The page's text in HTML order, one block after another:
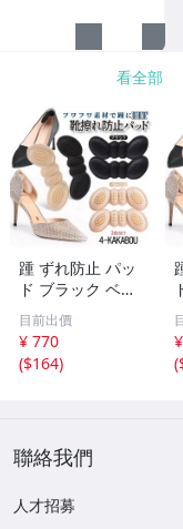
看全部
踵 ずれ防止 パッ
ド ブラック ベー
ジュ 各色 2枚入
り クッション 靴
擦れ パカパカ 防
止 かかと用 ふん
目前出價
¥ 770
($164)
(
聯絡我們
人才招募